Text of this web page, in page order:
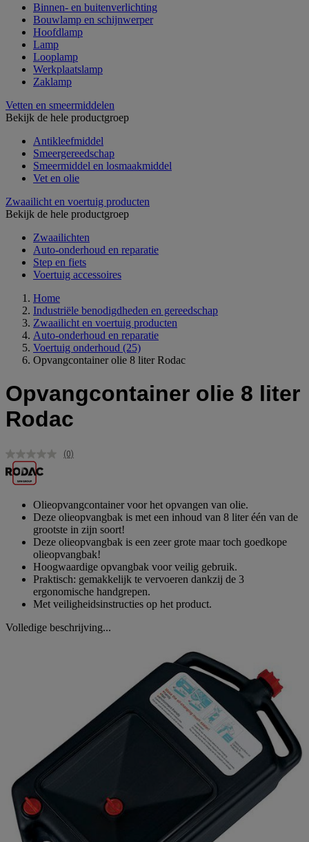
Binnen- en buitenverlichting
Bouwlamp en schijnwerper
Hoofdlamp
Lamp
Looplamp
Werkplaatslamp
Zaklamp
Vetten en smeermiddelen
Bekijk de hele productgroep
Antikleefmiddel
Smeergereedschap
Smeermiddel en losmaakmiddel
Vet en olie
Zwaailicht en voertuig producten
Bekijk de hele productgroep
Zwaailichten
Auto-onderhoud en reparatie
Step en fiets
Voertuig accessoires
Home
Industriële benodigdheden en gereedschap
Zwaailicht en voertuig producten
Auto-onderhoud en reparatie
Voertuig onderhoud (25)
Opvangcontainer olie 8 liter Rodac
Opvangcontainer olie 8 liter
Rodac
Geen
(0)
Olieopvangcontainer voor het opvangen van olie.
Deze olieopvangbak is met een inhoud van 8 liter één van de
grootste in zijn soort!
Deze olieopvangbak is een zeer grote maar toch goedkope
olieopvangbak!
Hoogwaardige opvangbak voor veilig gebruik.
Praktisch: gemakkelijk te vervoeren dankzij de 3
ergonomische handgrepen.
Met veiligheidsinstructies op het product.
Volledige beschrijving...